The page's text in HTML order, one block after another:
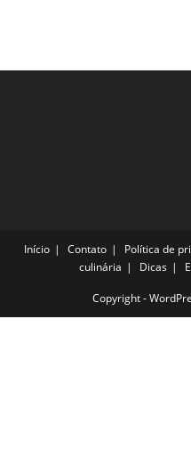
De
Início Contato Política de
culinária
Dicas
Copyright -